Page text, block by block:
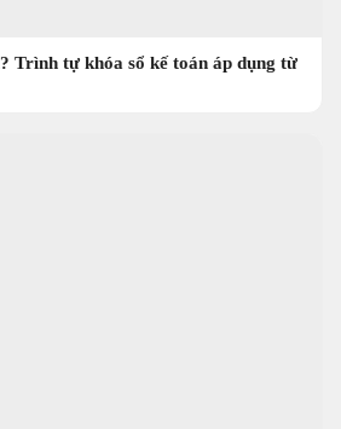
Trình tự khóa sổ kế toán áp dụng từ